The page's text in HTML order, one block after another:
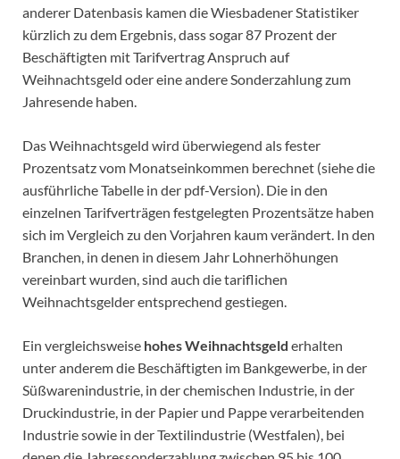
anderer Datenbasis kamen die Wiesbadener Statistiker
kürzlich zu dem Ergebnis, dass sogar 87 Prozent der
Beschäftigten mit Tarifvertrag Anspruch auf
Weihnachtsgeld oder eine andere Sonderzahlung zum
Jahresende haben.
Das Weihnachtsgeld wird überwiegend als fester
Prozentsatz vom Monatseinkommen berechnet (siehe die
ausführliche Tabelle in der pdf-Version). Die in den
einzelnen Tarifverträgen festgelegten Prozentsätze haben
sich im Vergleich zu den Vorjahren kaum verändert. In den
Branchen, in denen in diesem Jahr Lohnerhöhungen
vereinbart wurden, sind auch die tariflichen
Weihnachtsgelder entsprechend gestiegen.
Ein vergleichsweise hohes Weihnachtsgeld erhalten
unter anderem die Beschäftigten im Bankgewerbe, in der
Süßwarenindustrie, in der chemischen Industrie, in der
Druckindustrie, in der Papier und Pappe verarbeitenden
Industrie sowie in der Textilindustrie (Westfalen), bei